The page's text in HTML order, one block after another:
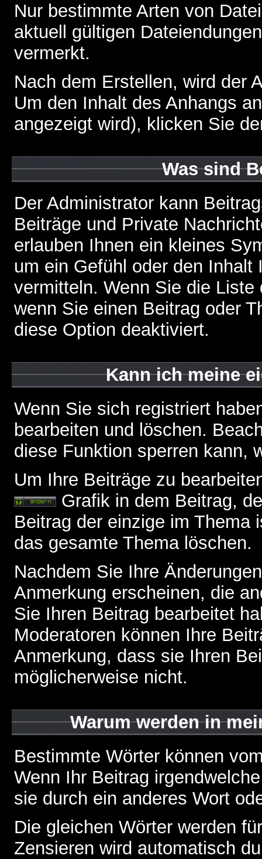
Nur bestimmte Arten von
aktuell gültigen
vermerkt.
Nach dem Erstellen, wird der
Um den Inhalt des Anhangs
angezeigt wird), klicken Sie
Was sind
Der Administrator kann
Beiträge und Private
erlauben Ihnen ein kleines
um ein Gefühl oder den
vermitteln. Wenn Sie die
wenn Sie einen Beitrag oder
diese Option deaktiviert.
Kann ich meine
Wenn Sie sich registriert
bearbeiten und löschen.
diese Funktion sperren kann,
Um Ihre Beiträge zu
Grafik in dem Beitrag,
Beitrag der einzige im Thema
das gesamte Thema löschen.
Nachdem Sie Ihre
Anmerkung erscheinen, die
Sie Ihren Beitrag bearbeitet
Moderatoren können Ihre
Anmerkung, dass sie Ihren
möglicherweise nicht.
Warum werden in
Bestimmte Wörter können
Wenn Ihr Beitrag
sie durch ein anderes Wort
Die gleichen Wörter werden
Zensieren wird automatisch